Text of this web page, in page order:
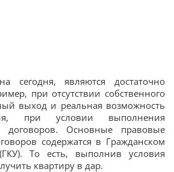
сегодня, являются достаточно
при отсутствии собственного
выход и реальная возможность
при условии выполнения
договоров. Основные правовые
содержатся в Гражданском
То есть, выполнив условия
квартиру в дар.